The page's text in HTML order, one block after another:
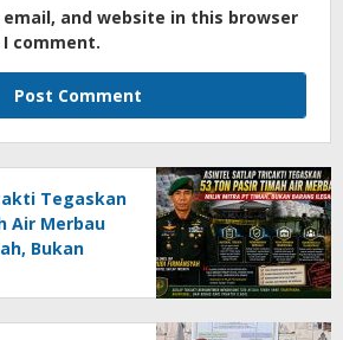
email, and website in this browser
comment.
Tegaskan
Air Merbau
Bukan